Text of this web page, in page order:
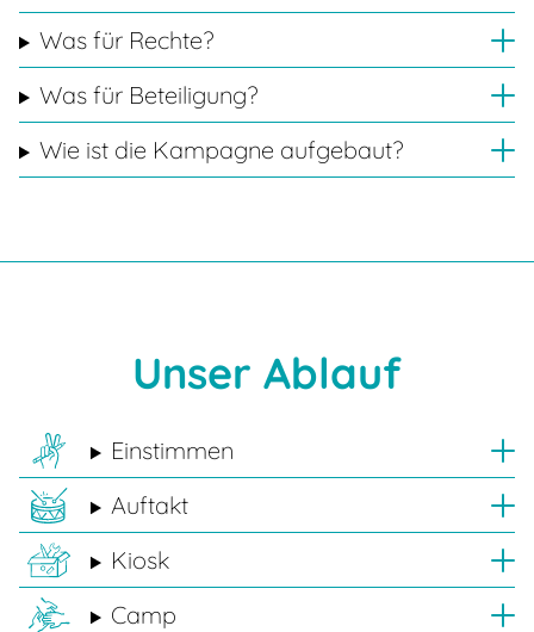
Was für Rechte?
Was für Beteiligung?
Wie ist die Kampagne aufgebaut?
Unser Ablauf
Einstimmen
Auftakt
Kiosk
Camp